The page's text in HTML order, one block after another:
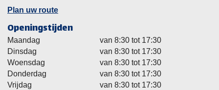
Plan uw route
Openingstijden
Maandag
van 8:30 tot 17:30
Dinsdag
van 8:30 tot 17:30
Woensdag
van 8:30 tot 17:30
Donderdag
van 8:30 tot 17:30
Vrijdag
van 8:30 tot 17:30